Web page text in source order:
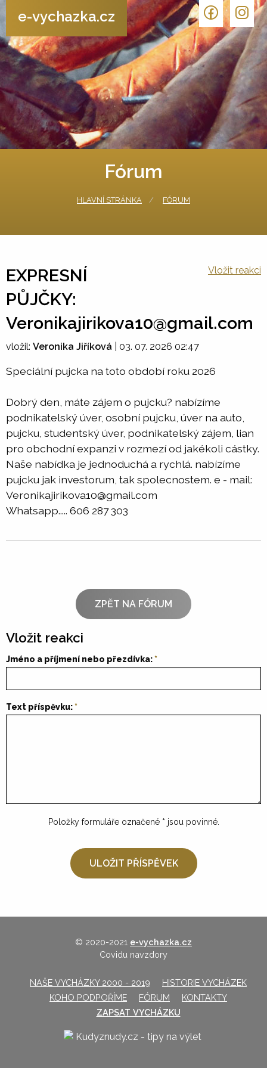
e-vychazka.cz
Fórum
HLAVNÍ STRÁNKA FÓRUM
EXPRESNÍ
PŮJČKY:
Veronikajirikova10@gmail.com
Vložit reakci
vložil: Veronika Jiříková 03. 07. 2026 02:47
Speciální pujcka na toto období roku 2026
Dobrý den, máte zájem o pujcku? nabízíme
podnikatelský úver, osobní pujcku, úver na auto,
pujcku, studentský úver, podnikatelský zájem, lian
pro obchodní expanzi v rozmezí od jakékoli cástky.
Naše nabídka je jednoduchá a rychlá. nabízíme
pujcku jak investorum, tak spolecnostem. e - mail:
Veronikajirikova10@gmail.com
Whatsapp..... 606 287 303
ZPĚT NA FÓRUM
Vložit reakci
Jméno a příjmení nebo přezdívka:
Text příspěvku:
Položky formuláře označené * jsou povinné.
© 2020-2021 e-vychazka.cz
Covidu navzdory
NAŠE VYCHÁZKY 2000 - 2019
HISTORIE VYCHÁZEK
KOHO PODPOŘÍME
FÓRUM
KONTAKTY
ZAPSAT VYCHÁZKU